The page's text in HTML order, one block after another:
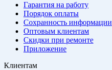
Гарантия на работу
Порядок оплаты
Сохранность информации
Оптовым клиентам
Скидки при ремонте
Приложение
Клиентам